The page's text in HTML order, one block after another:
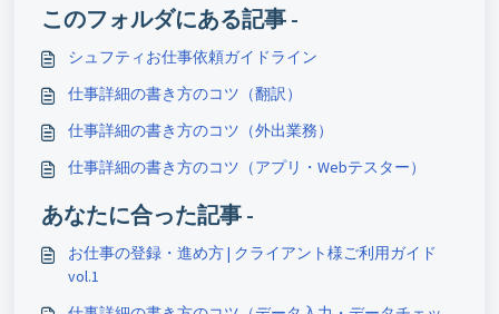
このフォルダにある記事 -
シュフティお仕事依頼ガイドライン
仕事詳細の書き方のコツ（翻訳）
仕事詳細の書き方のコツ（外出業務）
仕事詳細の書き方のコツ（アプリ・Webテスター）
あなたに合った記事 -
お仕事の登録・進め方 | クライアント様ご利用ガイド
vol.1